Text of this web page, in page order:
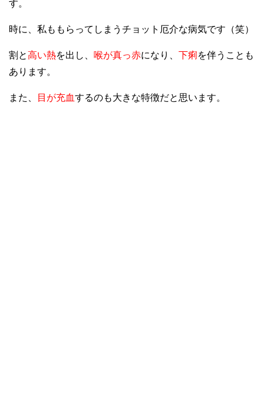
す。
時に、私ももらってしまうチョット厄介な病気です（笑）
割と高い熱を出し、 喉が真っ赤になり、 下痢を伴うことも
あります。
また、 目が充血するのも大きな特徴だと思います。